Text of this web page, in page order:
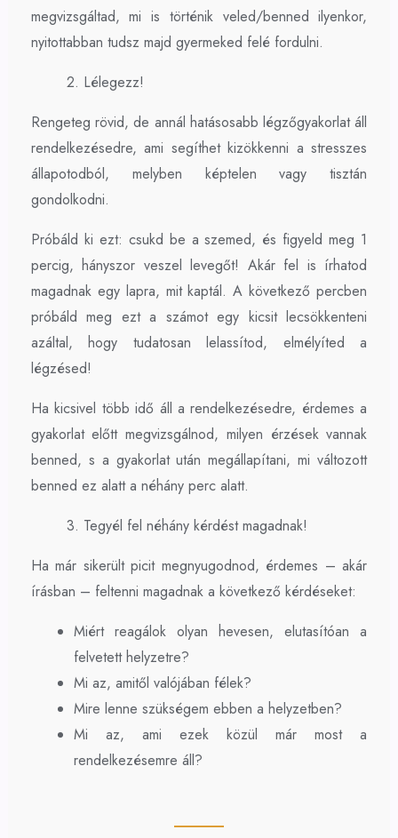
megvizsgáltad, mi is történik veled/benned ilyenkor,
nyitottabban tudsz majd gyermeked felé fordulni.
2. Lélegezz!
Rengeteg rövid, de annál hatásosabb légzőgyakorlat áll
rendelkezésedre, ami segíthet kizökkenni a stresszes
állapotodból, melyben képtelen vagy tisztán
gondolkodni.
Próbáld ki ezt: csukd be a szemed, és figyeld meg 1
percig, hányszor veszel levegőt! Akár fel is írhatod
magadnak egy lapra, mit kaptál. A következő percben
próbáld meg ezt a számot egy kicsit lecsökkenteni
azáltal, hogy tudatosan lelassítod, elmélyíted a
légzésed!
Ha kicsivel több idő áll a rendelkezésedre, érdemes a
gyakorlat előtt megvizsgálnod, milyen érzések vannak
benned, s a gyakorlat után megállapítani, mi változott
benned ez alatt a néhány perc alatt.
3. Tegyél fel néhány kérdést magadnak!
Ha már sikerült picit megnyugodnod, érdemes – akár
írásban – feltenni magadnak a következő kérdéseket:
Miért reagálok olyan hevesen, elutasítóan a
felvetett helyzetre?
Mi az, amitől valójában félek?
Mire lenne szükségem ebben a helyzetben?
Mi az, ami ezek közül már most a
rendelkezésemre áll?